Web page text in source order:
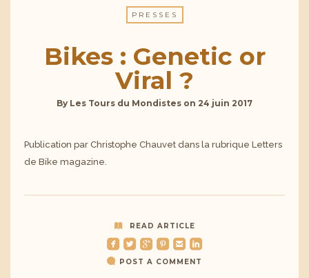
PRESSES
Bikes : Genetic or
Viral ?
By Les Tours du Mondistes on 24 juin 2017
Publication par Christophe Chauvet dans la rubrique Letters
de Bike magazine.
READ ARTICLE
roundedfacebook roundedtwitterbird roundedgoogleplus roundedpinterest roundedemail roundedlinkedin
POST A COMMENT